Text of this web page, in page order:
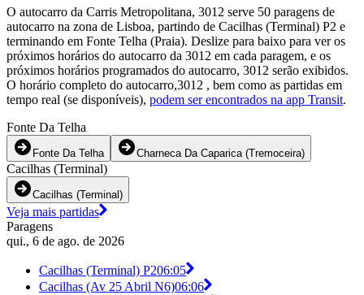
O autocarro da Carris Metropolitana, 3012 serve 50 paragens de
autocarro na zona de Lisboa, partindo de Cacilhas (Terminal) P2 e
terminando em Fonte Telha (Praia). Deslize para baixo para ver os
próximos horários do autocarro da 3012 em cada paragem, e os
próximos horários programados do autocarro, 3012 serão exibidos.
O horário completo do autocarro,3012 , bem como as partidas em
tempo real (se disponíveis), podem ser encontrados na app Transit.
Fonte Da Telha
Fonte Da Telha Charneca Da Caparica (Tremoceira)
Cacilhas (Terminal)
Cacilhas (Terminal)
Veja mais partidas
Paragens
qui., 6 de ago. de 2026
Cacilhas (Terminal) P206:05
Cacilhas (Av 25 Abril N6)06:06